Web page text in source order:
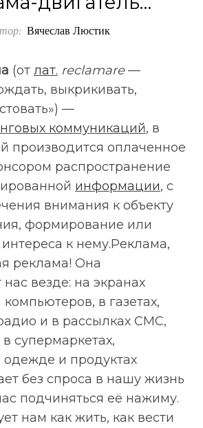
Вячеслав Люстик
(от лат. reclamare—
выкрикивать,
—
коммуникаций, в
производится оплаченное
распространение
информации, с
внимания к объекту
формирование или
к нему.Реклама,
реклама! Она
везде: на экранах
в газетах,
и в рассылках СМС,
супермаркетах,
и продуктах
без спроса в нашу жизнь
подчиняться её нажиму.
нам как жить, как вести